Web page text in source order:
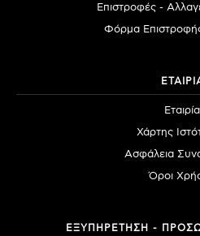
Επιστροφές -
Φόρμα
Εταιρία
Χάρτης
Ασφάλεια
Όροι
ΕΞΥΠΗΡΕΤΗΣΗ -